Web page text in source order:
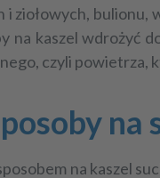
ziołowych, bulionu,
na kaszel wdrożyć
czyli powietrza,
na kaszel